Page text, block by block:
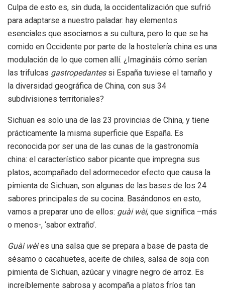
Culpa de esto es, sin duda, la occidentalización que sufrió
para adaptarse a nuestro paladar: hay elementos
esenciales que asociamos a su cultura, pero lo que se ha
comido en Occidente por parte de la hostelería china es una
modulación de lo que comen allí. ¿Imagináis cómo serían
las trifulcas gastropedantessi España tuviese el tamaño y
la diversidad geográfica de China, con sus 34
subdivisiones territoriales?
Sichuan es solo una de las 23 provincias de China, y tiene
prácticamente la misma superficie que España. Es
reconocida por ser una de las cunas de la gastronomía
china: el característico sabor picante que impregna sus
platos, acompañado del adormecedor efecto que causa la
pimienta de Sichuan, son algunas de las bases de los 24
sabores principales de su cocina. Basándonos en esto,
vamos a preparar uno de ellos: guài wèi, que significa –más
o menos-, ‘sabor extraño’.
Guài wèies una salsa que se prepara a base de pasta de
sésamo o cacahuetes, aceite de chiles, salsa de soja con
pimienta de Sichuan, azúcar y vinagre negro de arroz. Es
increíblemente sabrosa y acompaña a platos fríos tan